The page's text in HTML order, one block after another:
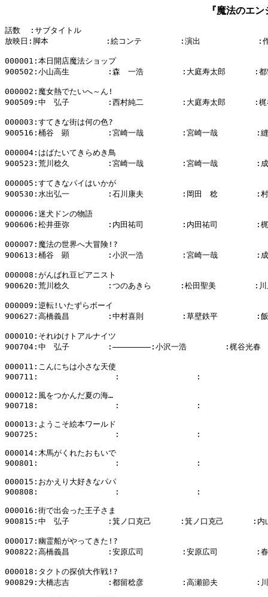
『魔法のエ
話数  :サブタイトル
放映日:脚本            :絵コンテ        :演出            :作
000001:本日開店魔法ショップ
900502:小山高生        :森　一浩        :大庭寿太郎      :都
000002:魔女熱でたいへ～ん!
900509:中　弘子        :西村純二        :大庭寿太郎      :梶
000003:すてきな街は何の色?
900516:桶谷　顕        :宮崎一哉        :宮崎一哉        :縫
000004:はばたいてきらめき鳥
900523:荒川稔久        :宮崎一哉        :宮崎一哉        :成
000005:すてきなパイはいかが
900530:水出弘一        :石川康夫        :岡田　稔        :村
000006:迷犬ドンの物語
900606:松井亜弥        :内田祐司        :内田祐司        :梶
000007:魔法の世界へ大冒険!?
900613:桶谷　顕        :小沢一浩        :宮崎一哉        :成
000008:がんばれ豆ピアニスト
900620:荒川稔久        :つのあきら      :松田聖美        :川
000009:逆転!いたずらボーイ
900627:高橋義昌        :中村喜則        :草壁鉄平        :飯
000010:それゆけトアルナイツ
900704:中　弘子        :――――――――:小沢一浩        :梶谷光春
000011:こんにちは小さな天使
900711:                :                :
000012:風をつかんだ夏の海…
900718:                :                :
000013:ようこそ絵本ワールド
900725:                :                :
000014:木馬がくれたおもいで
900801:                :                :
000015:おかえり大好きなパパ
900808:                :                :
000016:街で出会った王子さま
900815:中　弘子        :箕ノ口克己      :箕ノ口克己      :内
000017:幽霊船がやってきた!?
900822:高橋義昌        :安原広司        :安原広司        :春
000018:タクトの探偵大作戦!?
900829:大橋志吉        :都留稔彦        :高瀬節夫        :川